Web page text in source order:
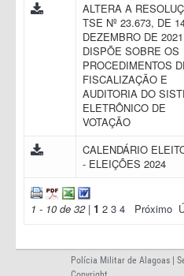
ALTERA A
TSE Nº 23.673, DE
DEZEMBRO DE
DISPÕE SOBRE OS
PROCEDIMENTOS
FISCALIZAÇÃO E
AUDITORIA DO
ELETRÔNICO DE
VOTAÇÃO
CALENDÁRIO
- ELEIÇÕES 2024
1 - 10 de 32| 1 2 3 4 Próximo
Polícia Militar de Alagoas |